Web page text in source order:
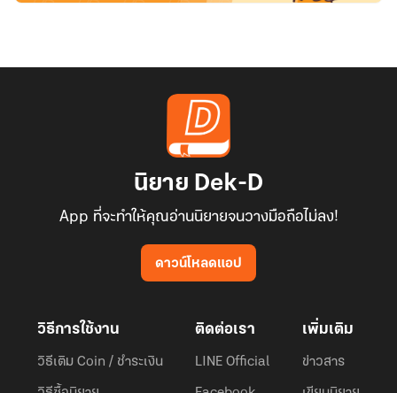
นิยาย Dek-D
App ที่จะทำให้คุณอ่านนิยายจนวางมือถือไม่ลง!
ดาวน์โหลดแอป
วิธีการใช้งาน
วิธีเติม Coin / ชำระเงิน
ติดต่อเรา
LINE Official
เพิ่มเติม
ข่าวสาร